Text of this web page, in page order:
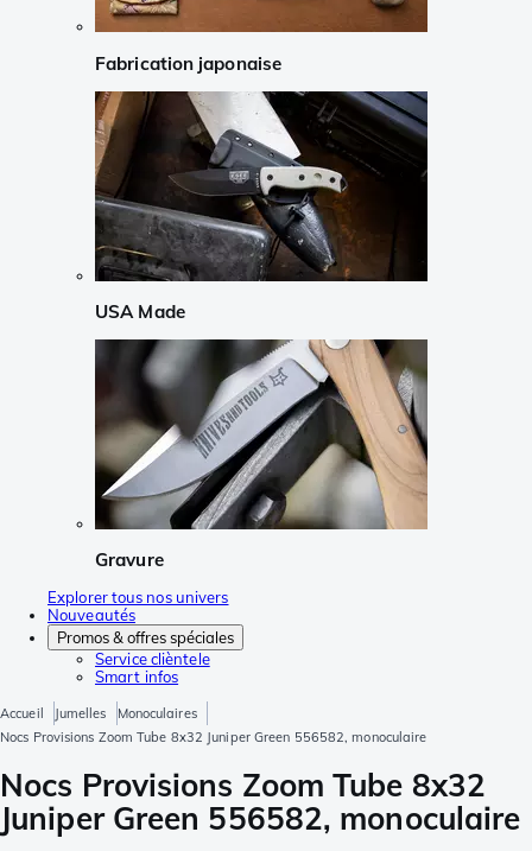
Fabrication japonaise
USA Made
Gravure
Explorer tous nos univers
Nouveautés
Promos & offres spéciales
Service clièntele
Smart infos
Accueil Jumelles
Monoculaires
Nocs Provisions Zoom Tube 8x32 Juniper Green 556582, monoculaire
Nocs Provisions Zoom Tube 8x32
Juniper Green 556582, monoculaire